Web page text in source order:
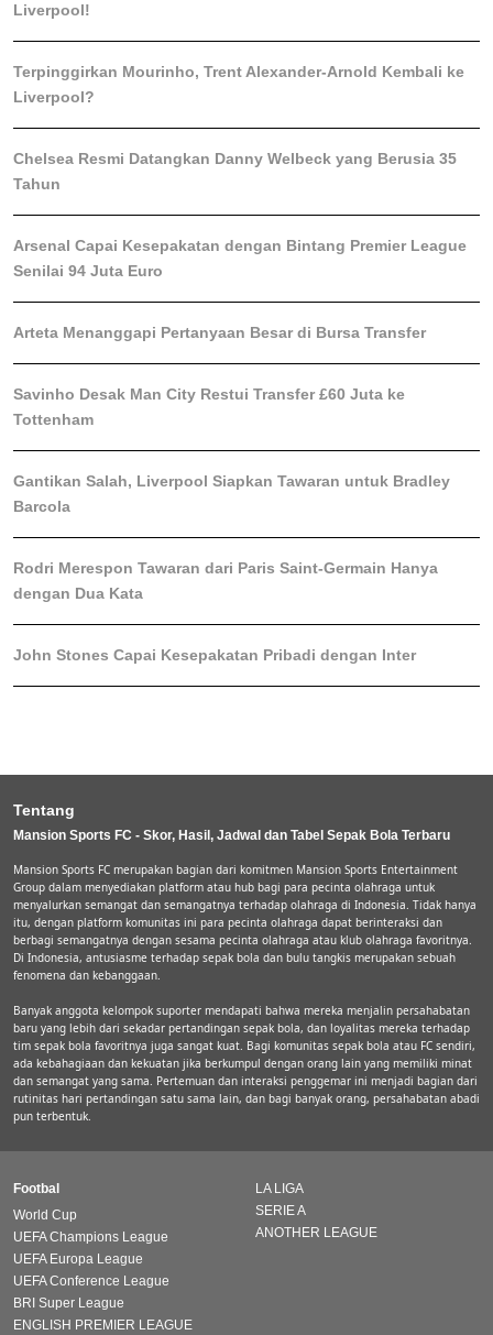
Liverpool!
Terpinggirkan Mourinho, Trent Alexander-Arnold Kembali ke
Liverpool?
Chelsea Resmi Datangkan Danny Welbeck yang Berusia 35
Tahun
Arsenal Capai Kesepakatan dengan Bintang Premier League
Senilai 94 Juta Euro
Arteta Menanggapi Pertanyaan Besar di Bursa Transfer
Savinho Desak Man City Restui Transfer £60 Juta ke
Tottenham
Gantikan Salah, Liverpool Siapkan Tawaran untuk Bradley
Barcola
Rodri Merespon Tawaran dari Paris Saint-Germain Hanya
dengan Dua Kata
John Stones Capai Kesepakatan Pribadi dengan Inter
Tentang
Mansion Sports FC - Skor, Hasil, Jadwal dan Tabel Sepak Bola Terbaru
Mansion Sports FC merupakan bagian dari komitmen Mansion Sports Entertainment
Group dalam menyediakan platform atau hub bagi para pecinta olahraga untuk
menyalurkan semangat dan semangatnya terhadap olahraga di Indonesia. Tidak hanya
itu, dengan platform komunitas ini para pecinta olahraga dapat berinteraksi dan
berbagi semangatnya dengan sesama pecinta olahraga atau klub olahraga favoritnya.
Di Indonesia, antusiasme terhadap sepak bola dan bulu tangkis merupakan sebuah
fenomena dan kebanggaan.
Banyak anggota kelompok suporter mendapati bahwa mereka menjalin persahabatan
baru yang lebih dari sekadar pertandingan sepak bola, dan loyalitas mereka terhadap
tim sepak bola favoritnya juga sangat kuat. Bagi komunitas sepak bola atau FC sendiri,
ada kebahagiaan dan kekuatan jika berkumpul dengan orang lain yang memiliki minat
dan semangat yang sama. Pertemuan dan interaksi penggemar ini menjadi bagian dari
rutinitas hari pertandingan satu sama lain, dan bagi banyak orang, persahabatan abadi
pun terbentuk.
Footbal
World Cup
UEFA Champions League
UEFA Europa League
UEFA Conference League
BRI Super League
ENGLISH PREMIER LEAGUE
LA LIGA
SERIE A
ANOTHER LEAGUE